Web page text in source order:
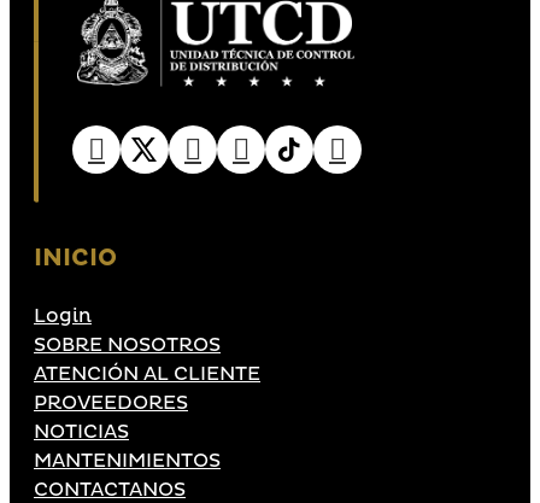
INICIO
Login
SOBRE NOSOTROS
ATENCIÓN AL CLIENTE
PROVEEDORES
NOTICIAS
MANTENIMIENTOS
CONTACTANOS